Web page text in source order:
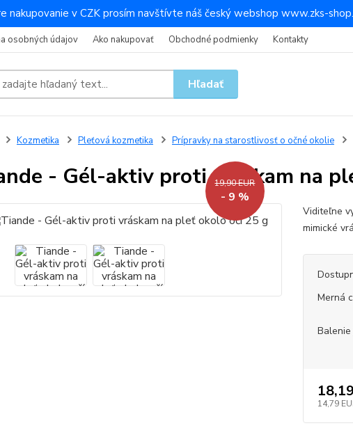
nakupovanie v CZK prosím navštívte náš český webshop www.zks-
osobných údajov Ako nakupovať Obchodné podmienky Kontakty
Hľadať
Kozmetika Pleťová kozmetika Prípravky na starostlivosť o očné okolie
- Gél-aktiv proti vráskam na
19,90 EUR
- 9 %
Viditeľne
mimické
Merná
14,79